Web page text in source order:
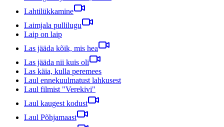
Lahtilükkamine
Laimjala pullilugu
Laip on laip
Las jääda kõik, mis hea
Las jääda nii kuis oli
Las käia, kulla peremees
Laul ennekuulmatust lahkusest
Laul filmist "Verekivi"
Laul kaugest kodust
Laul Põhjamaast